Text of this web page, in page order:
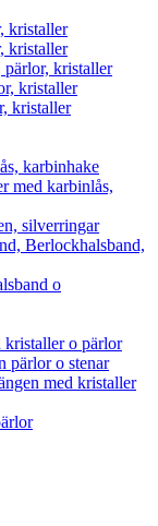
kristaller
kristaller
pärlor, kristaller
kristaller
kristaller
karbinhake
med karbinlås,
silverringar
Berlockhalsband,
o
kristaller o pärlor
pärlor o stenar
med kristaller